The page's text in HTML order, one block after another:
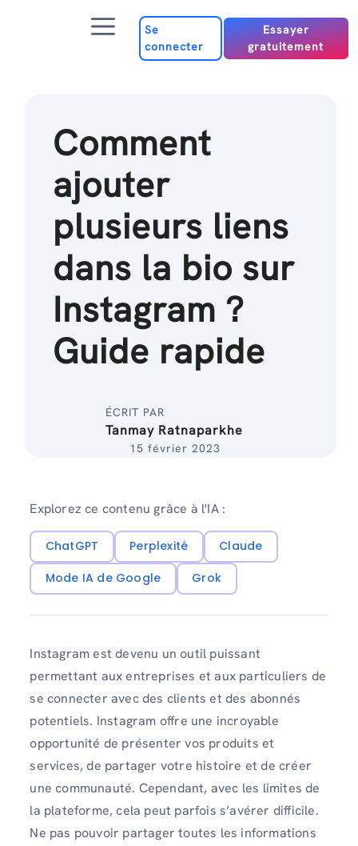
Menu
Se
connecter
Essayer
gratuitement
Comment
ajouter
plusieurs liens
dans la bio sur
Instagram ?
Guide rapide
ÉCRIT PAR
Tanmay Ratnaparkhe
15 février 2023
Explorez ce contenu grâce à l'IA :
ChatGPT Perplexité
Claude
Mode IA de Google
Grok
Instagram est devenu un outil puissant
permettant aux entreprises et aux particuliers de
se connecter avec des clients et des abonnés
potentiels. Instagram offre une incroyable
opportunité de présenter vos produits et
services, de partager votre histoire et de créer
une communauté. Cependant, avec les limites de
la plateforme, cela peut parfois s’avérer difficile.
Ne pas pouvoir partager toutes les informations